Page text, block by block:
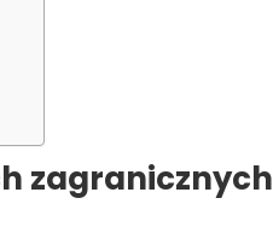
zagranicznych